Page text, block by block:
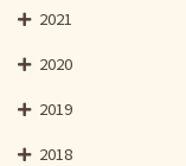
2021
2020
2019
2018